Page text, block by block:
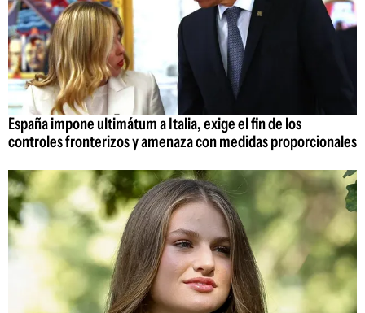
España impone ultimátum a Italia, exige el fin de los
controles fronterizos y amenaza con medidas proporcionales